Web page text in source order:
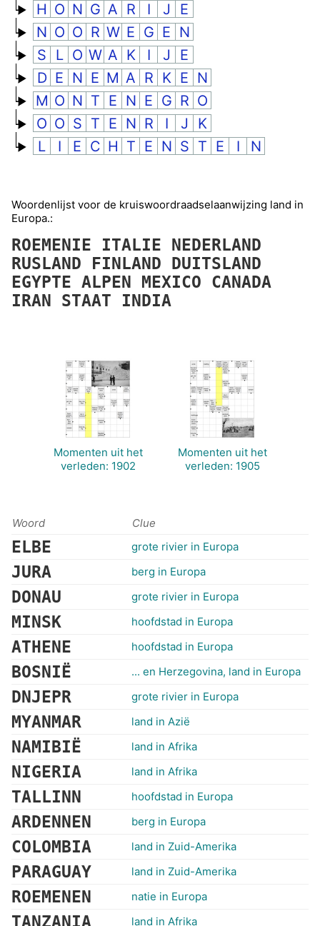
H O N G A R I J
E
N O O R W E G E N
S
L O W A K I J
E
D E N E M A R K E N
M O N T E N E G R O
O O S T E N R I J
K
L
I E C H T E N S T E I N
Woordenlijst voor de kruiswoordraadselaanwijzing land in
Europa.:
ROEMENIE ITALIE NEDERLAND
RUSLAND FINLAND DUITSLAND
EGYPTE ALPEN MEXICO CANADA
IRAN STAAT INDIA
Momenten uit het
verleden: 1902
Momenten uit het
verleden: 1905
Woord Clue
ELBE grote rivier in Europa
JURA berg in Europa
DONAU grote rivier in Europa
MINSK hoofdstad in Europa
ATHENE hoofdstad in Europa
BOSNIË ... en Herzegovina, land in Europa
DNJEPR grote rivier in Europa
MYANMAR land in Azië
NAMIBIË land in Afrika
NIGERIA land in Afrika
TALLINN hoofdstad in Europa
ARDENNEN berg in Europa
COLOMBIA land in Zuid-Amerika
PARAGUAY land in Zuid-Amerika
ROEMENEN natie in Europa
TANZANIA land in Afrika